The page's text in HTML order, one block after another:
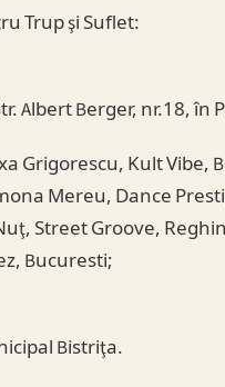
Trup şi Suflet:
Albert Berger, nr.18, în
Grigorescu, Kult Vibe,
Mereu, Dance
Street Groove,
Bucuresti;
Bistriţa.